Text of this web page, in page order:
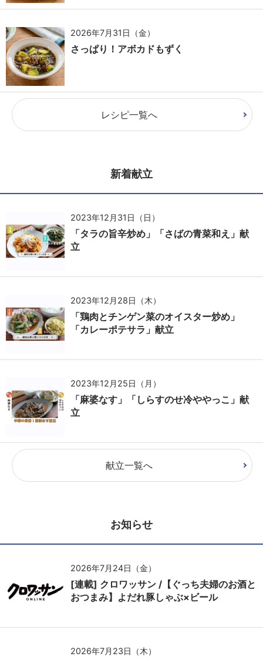
2026年7月31日（金）
さっぱり！アボカドもずく
レシピ一覧へ
新着献立
2023年12月31日（日）
「タラの旨辛炒め」「さばの青菜和え」献
立
2023年12月28日（木）
「鶏肉とチンゲン菜のオイスター炒め」
「カレーポテサラ」献立
2023年12月25日（月）
「麻婆なす」「しらすのせ冷ややっこ」献
立
献立一覧へ
お知らせ
2026年7月24日（金）
[連載] クロワッサン /【ぐっち夫婦のお酒と
おつまみ】よだれ豚しゃぶ×ビール
2026年7月23日（木）